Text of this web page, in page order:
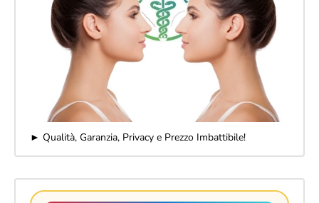
► Qualità, Garanzia, Privacy e Prezzo Imbattibile!